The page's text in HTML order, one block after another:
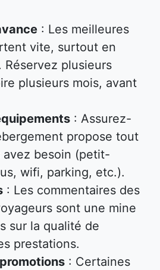
: Les meilleures
vite, surtout en
Réservez plusieurs
plusieurs mois, avant
: Assurez-
propose tout
besoin (petit-
wifi, parking, etc.).
: Les commentaires des
sont une mine
sur la qualité de
prestations.
: Certaines